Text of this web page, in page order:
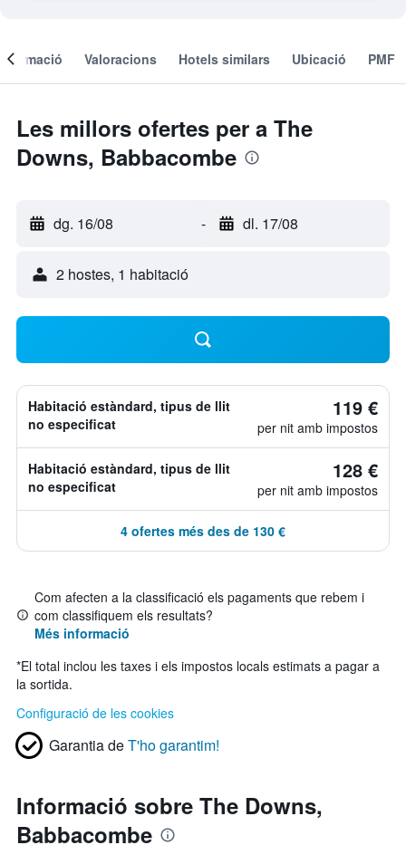
Valoracions Hotels similars Ubicació PMF
Les millors ofertes per a The
Downs, Babbacombe
dg. 16/08 - dl. 17/08
2 hostes, 1 habitació
Habitació estàndard, tipus de llit
no especificat
119 €
per nit amb impostos
Habitació estàndard, tipus de llit
no especificat
128 €
per nit amb impostos
4 ofertes més des de 130 €
Com afecten a la classificació els pagaments que rebem i
com classifiquem els resultats?
Més informació
*El total inclou les taxes i els impostos locals estimats a pagar a
la sortida.
Configuració de les cookies
Garantia deT'ho garantim!
Informació sobre The Downs,
Babbacombe